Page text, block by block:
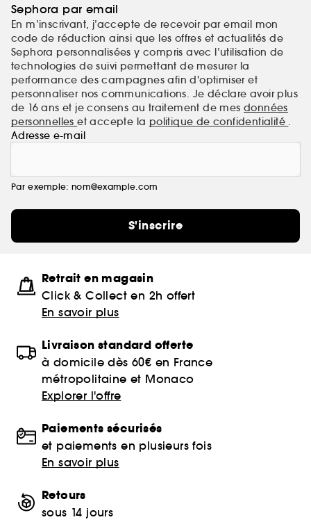
Sephora par email
En m’inscrivant, j’accepte de recevoir par email mon
code de réduction ainsi que les offres et actualités de
Sephora personnalisées y compris avec l’utilisation de
technologies de suivi permettant de mesurer la
performance des campagnes afin d'optimiser et
personnaliser nos communications. Je déclare avoir plus
de 16 ans et je consens au traitement de mes données
personnelleset accepte la politique de confidentialité
Adresse e-mail
Par exemple: nom@example.com
S'inscrire
Retrait en magasin
Click & Collect en 2h offert
En savoir plus
Livraison standard offerte
à domicile dès 60€ en France
métropolitaine et Monaco
Explorer l'offre
Paiements sécurisés
et paiements en plusieurs fois
En savoir plus
Retours
sous 14 jours